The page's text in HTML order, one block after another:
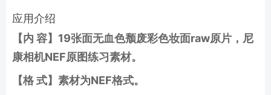
应用介绍
【内 容】19张面无血色颓废彩色妆面raw原片，尼
康相机NEF原图练习素材。
【格 式】素材为NEF格式。